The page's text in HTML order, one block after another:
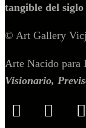
tangible del
© Art Gallery
Arte Nacido para
Visionario,